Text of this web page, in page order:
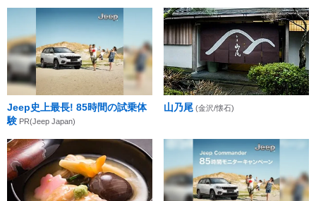
Jeep史上最長! 85時間の試乗体
験 PR(Jeep Japan)
山乃尾 (金沢/懐石)